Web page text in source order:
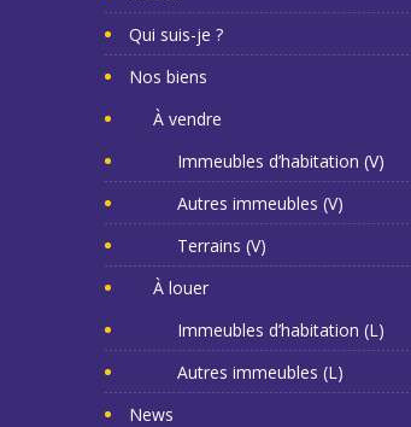
Qui suis-je ?
Nos biens
À vendre
Immeubles d’habitation (V)
Autres immeubles (V)
Terrains (V)
À louer
Immeubles d’habitation (L)
Autres immeubles (L)
News